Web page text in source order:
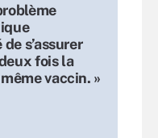
s’assurer
fois la
vaccin. »